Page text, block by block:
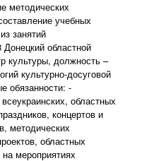
методических
учебных
занятий
областной
культуры, должность –
культурно-досуговой
обязанности: -
областных
концертов и
методических
областных
мероприятиях